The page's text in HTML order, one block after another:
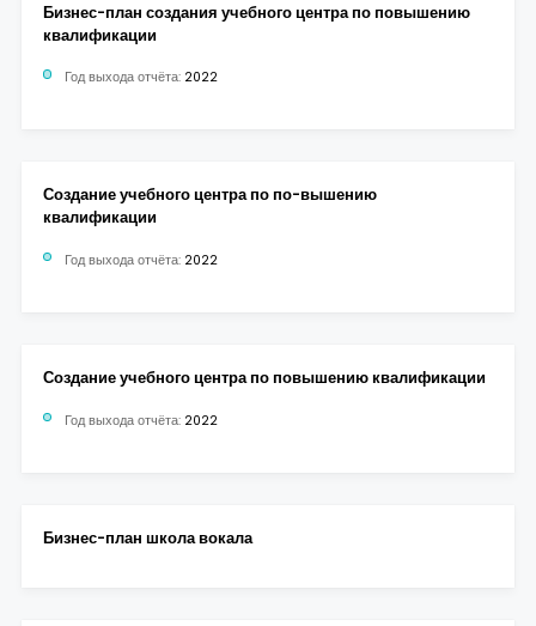
Бизнес-план создания учебного центра по повышению
квалификации
Год выхода отчёта: 2022
Создание учебного центра по по-вышению
квалификации
Год выхода отчёта: 2022
Создание учебного центра по повышению квалификации
Год выхода отчёта: 2022
Бизнес-план школа вокала